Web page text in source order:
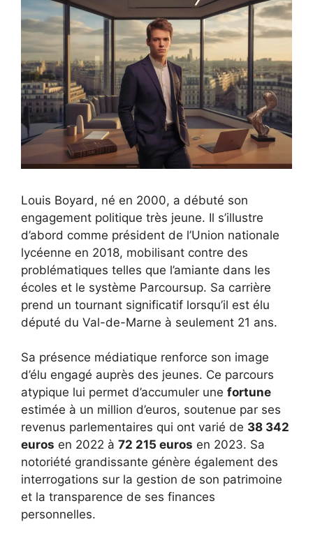
Louis Boyard, né en 2000, a débuté son
engagement politique très jeune. Il s’illustre
d’abord comme président de l’Union nationale
lycéenne en 2018, mobilisant contre des
problématiques telles que l’amiante dans les
écoles et le système Parcoursup. Sa carrière
prend un tournant significatif lorsqu’il est élu
député du Val-de-Marne à seulement 21 ans.
Sa présence médiatique renforce son image
d’élu engagé auprès des jeunes. Ce parcours
atypique lui permet d’accumuler une fortune
estimée à un million d’euros, soutenue par ses
revenus parlementaires qui ont varié de 38 342
euros en 2022 à 72 215 euros en 2023. Sa
notoriété grandissante génère également des
interrogations sur la gestion de son patrimoine
et la transparence de ses finances
personnelles.